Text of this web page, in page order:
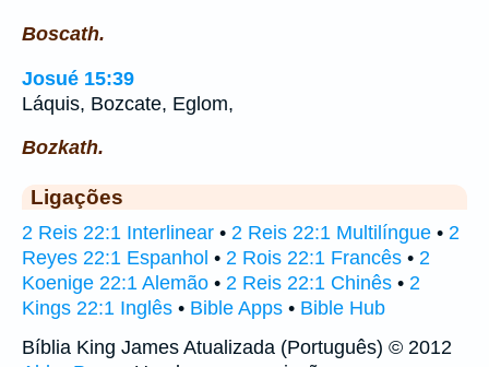
Boscath.
Josué 15:39
Láquis, Bozcate, Eglom,
Bozkath.
Ligações
2 Reis 22:1 Interlinear • 2 Reis 22:1 Multilíngue • 2
Reyes 22:1 Espanhol • 2 Rois 22:1 Francês • 2
Koenige 22:1 Alemão • 2 Reis 22:1 Chinês • 2
Kings 22:1 Inglês • Bible Apps • Bible Hub
Bíblia King James Atualizada (Português) © 2012